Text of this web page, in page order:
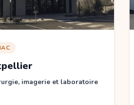
imagerie et laboratoire